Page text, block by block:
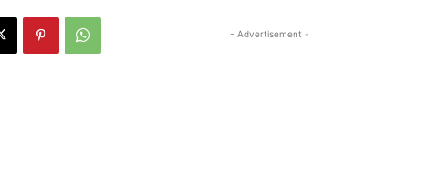
- Advertisement -